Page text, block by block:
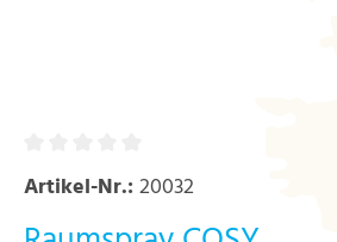
Artikel-Nr.: 20032